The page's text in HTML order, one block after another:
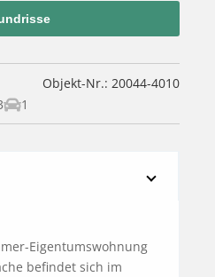
Objekt-Nr.: 20044-4010
1
Eigentumswohnung
befindet sich im